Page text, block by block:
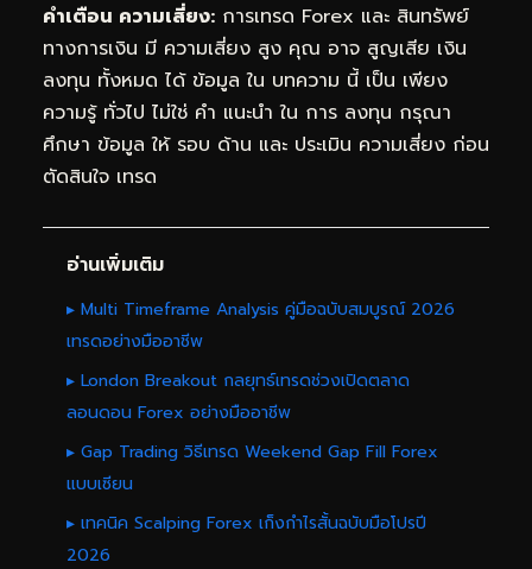
คำเตือน ความเสี่ยง: การเทรด Forex และ สินทรัพย์
ทางการเงิน มี ความเสี่ยง สูง คุณ อาจ สูญเสีย เงิน
ลงทุน ทั้งหมด ได้ ข้อมูล ใน บทความ นี้ เป็น เพียง
ความรู้ ทั่วไป ไม่ใช่ คำ แนะนำ ใน การ ลงทุน กรุณา
ศึกษา ข้อมูล ให้ รอบ ด้าน และ ประเมิน ความเสี่ยง ก่อน
ตัดสินใจ เทรด
อ่านเพิ่มเติม
▸ Multi Timeframe Analysis คู่มือฉบับสมบูรณ์ 2026
เทรดอย่างมืออาชีพ
▸ London Breakout กลยุทธ์เทรดช่วงเปิดตลาด
ลอนดอน Forex อย่างมืออาชีพ
▸ Gap Trading วิธีเทรด Weekend Gap Fill Forex
แบบเซียน
▸ เทคนิค Scalping Forex เก็งกำไรสั้นฉบับมือโปรปี
2026